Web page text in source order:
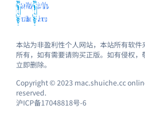
本站为非盈利性个人网站，本站所有软
所有，如有需要请购买正版。如有侵权
立即删除。
Copyright © 2023 mac.shuiche.cc
reserved.
沪ICP备17048818号-6